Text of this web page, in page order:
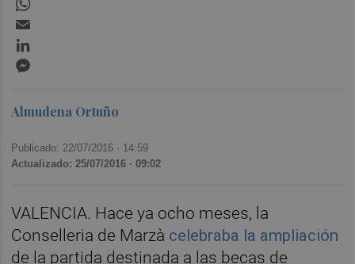
Almudena Ortuño
Publicado: 22/07/2016 · 14:59
Actualizado: 25/07/2016 · 09:02
VALENCIA. Hace ya ocho meses, la
Conselleria de Marzà celebraba la ampliación
de la partida destinada a las becas de